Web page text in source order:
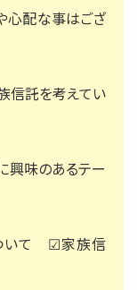
心配な事はござ
信託を考えてい
興味のあるテー
いて ☑家族信